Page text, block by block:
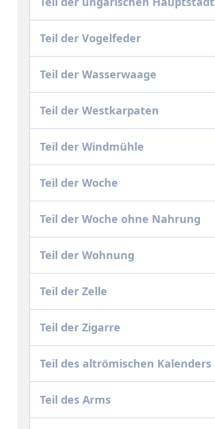
Teil der Vogelfeder
Teil der Wasserwaage
Teil der Westkarpaten
Teil der Windmühle
Teil der Woche
Teil der Woche ohne Nahrung
Teil der Wohnung
Teil der Zelle
Teil der Zigarre
Teil des altrömischen Kalenders
Teil des Arms